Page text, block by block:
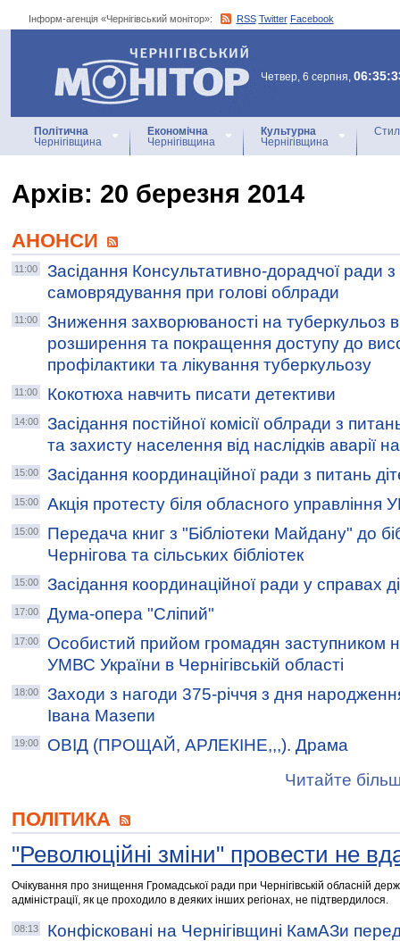
Інформ-агенція «Чернігівський монітор»: RSS Twitter Facebook
Інформ-агенція
«Чернігівський монітор»
Четвер, 6 серпня,
Політична
Чернігівщина
Економічна
Чернігівщина
Культурна
Чернігівщина
Архiв: 20 березня 2014
АНОНСИ
11:00
Засідання Консультативно-дорадчої ради з
самоврядування при голові облради
11:00
Зниження захворюваності на туберкульоз
розширення та покращення доступу до
профілактики та лікування туберкульозу
11:00 Кокотюха навчить писати детективи
14:00
Засідання постійної комісії облради з
та захисту населення від наслідків аварії
15:00 Засідання координаційної ради з питань
15:00 Акція протесту біля обласного управління
15:00
Передача книг з "Бібліотеки Майдану" до
Чернігова та сільських бібліотек
15:00 Засідання координаційної ради у справах
17:00 Дума-опера "Сліпий"
17:00
Особистий прийом громадян заступником
УМВС України в Чернігівській області
18:00
Заходи з нагоди 375-річчя з дня
Івана Мазепи
19:00
ОВІД (ПРОЩАЙ, АРЛЕКІНЕ,,,). Драма
Читайте
ПОЛІТИКА
"Революційні зміни" провести не
Очікування про знищення Громадської ради при Чернігівській обласній
адміністрації, як це проходило в деяких інших регіонах, не підтвердилося.
08:13
Конфісковані на Чернігівщині КамАЗи